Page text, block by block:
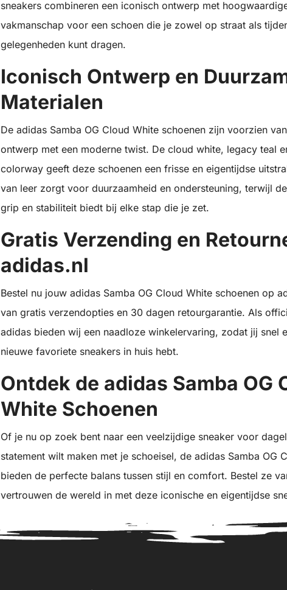
sneakers combineren een iconisch ontwerp met
vakmanschap voor een schoen die je zowel op straat als
gelegenheden kunt dragen.
Iconisch Ontwerp en
Materialen
De adidas Samba OG Cloud White schoenen zijn voorzien
ontwerp met een moderne twist. De cloud white, legacy teal
colorway geeft deze schoenen een frisse en eigentijdse
van leer zorgt voor duurzaamheid en ondersteuning, terwijl
grip en stabiliteit biedt bij elke stap die je zet.
Gratis Verzending en
adidas.nl
Bestel nu jouw adidas Samba OG Cloud White schoenen op
van gratis verzendopties en 30 dagen retourgarantie. Als
adidas bieden wij een naadloze winkelervaring, zodat jij snel
nieuwe favoriete sneakers in huis hebt.
Ontdek de adidas Samba OG
White Schoenen
Of je nu op zoek bent naar een veelzijdige sneaker voor
statement wilt maken met je schoeisel, de adidas Samba OG
bieden de perfecte balans tussen stijl en comfort. Bestel ze
vertrouwen de wereld in met deze iconische en eigentijdse